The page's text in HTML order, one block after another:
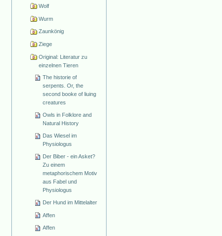
Wolf
Wurm
Zaunkönig
Ziege
Original: Literatur zu
einzelnen Tieren
The historie of
serpents. Or, the
second booke of liuing
creatures
Owls in Folklore and
Natural History
Das Wiesel im
Physiologus
Der Biber - ein Asket?
Zu einem
metaphorischem Motiv
aus Fabel und
Physiologus
Der Hund im Mittelalter
Affen
Affen